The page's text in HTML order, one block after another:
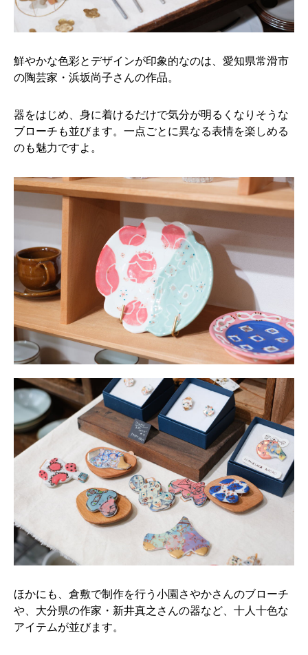
鮮やかな色彩とデザインが印象的なのは、愛知県常滑市
の陶芸家・浜坂尚子さんの作品。
器をはじめ、身に着けるだけで気分が明るくなりそうな
ブローチも並びます。一点ごとに異なる表情を楽しめる
のも魅力ですよ。
ほかにも、倉敷で制作を行う小園さやかさんのブローチ
や、大分県の作家・新井真之さんの器など、十人十色な
アイテムが並びます。